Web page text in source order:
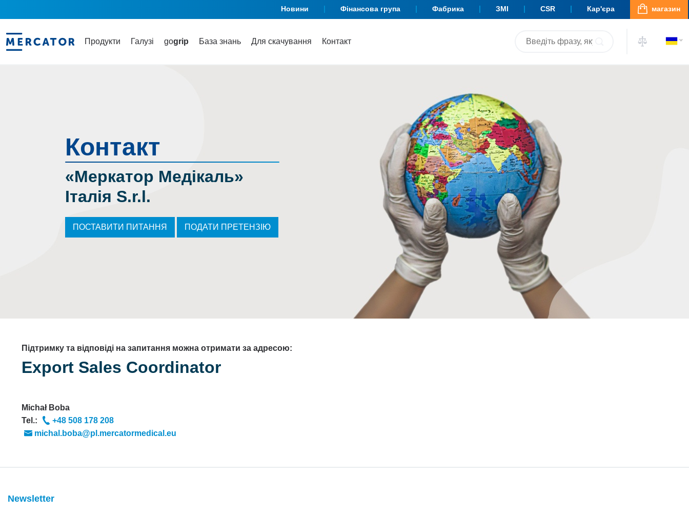
Новини Фінансова група Фабрика ЗМІ CSR Кар'єра магазин
Продукти Галузі gogrip База знань Для скачування Контакт
Контакт
«Меркатор Медікаль»
Італія S.r.l.
ПОСТАВИТИ ПИТАННЯ ПОДАТИ ПРЕТЕНЗІЮ
Підтримку та відповіді на запитання можна отримати за адресою:
Export Sales Coordinator
Michał Boba
Tel.:
+48 508 178 208
michal.boba@pl.mercatormedical.eu
Newsletter